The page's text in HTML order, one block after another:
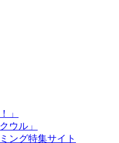
」
ウル」
ング特集サイト